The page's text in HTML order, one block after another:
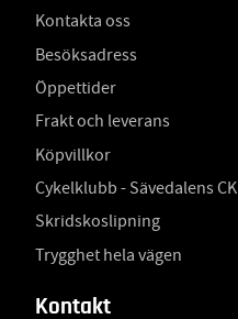
Kontakta oss
Besöksadress
Öppettider
Frakt och leverans
Köpvillkor
Cykelklubb - Sävedalens CK
Skridskoslipning
Trygghet hela vägen
Kontakt